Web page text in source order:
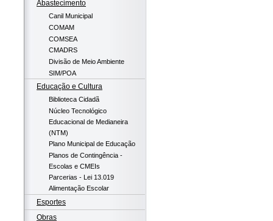
Abastecimento
Canil Municipal
COMAM
COMSEA
CMADRS
Divisão de Meio Ambiente
SIM/POA
Educação e Cultura
Biblioteca Cidadã
Núcleo Tecnológico
Educacional de Medianeira
(NTM)
Plano Municipal de Educação
Planos de Contingência -
Escolas e CMEIs
Parcerias - Lei 13.019
Alimentação Escolar
Esportes
Obras